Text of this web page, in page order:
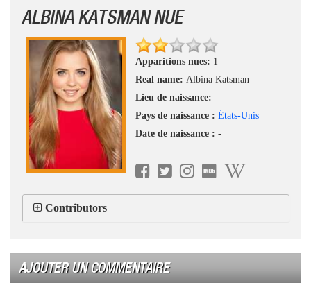
ALBINA KATSMAN NUE
Apparitions nues: 1
Real name: Albina Katsman
Lieu de naissance:
Pays de naissance : États-Unis
Date de naissance : -
Contributors
AJOUTER UN COMMENTAIRE